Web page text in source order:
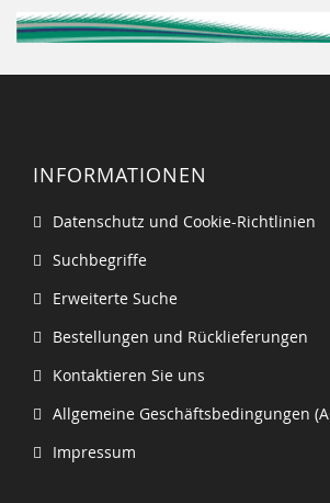
INFORMATIONEN
Datenschutz und Cookie-Richtlinien
Suchbegriffe
Erweiterte Suche
Bestellungen und Rücklieferungen
Kontaktieren Sie uns
Allgemeine Geschäftsbedingungen
Impressum